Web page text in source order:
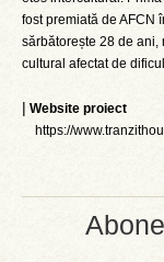
fost premiată de AFCN
sărbătorește 28 de
cultural afectat de
| Website proiect
https://